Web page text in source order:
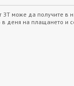
ЗТ може да получите
деня на плащането и